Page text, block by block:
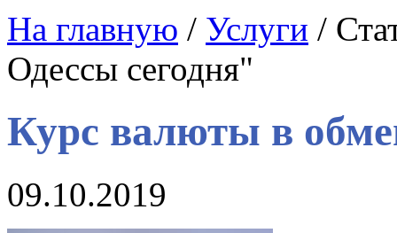
На главную / Услуги /
Одессы сегодня"
Курс валюты в
09.10.2019